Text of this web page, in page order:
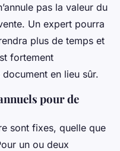
pas la valeur du
Un expert pourra
plus de temps et
fortement
en lieu sûr.
pour de
sont fixes, quelle que
un ou deux